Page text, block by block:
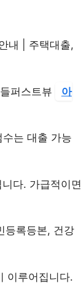
내 | 주택대출,
퍼스트뷰
아
는 대출 가능
다. 가급적이면
등록등본, 건강
이루어집니다.